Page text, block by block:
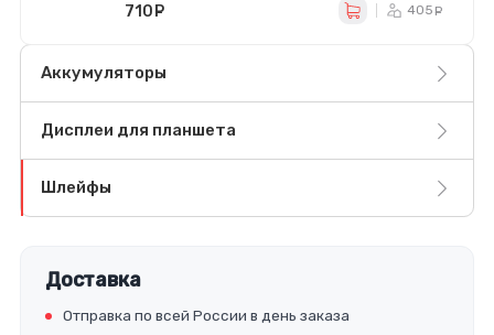
710 405
Аккумуляторы
Дисплеи для планшета
Шлейфы
Доставка
Отправка по всей России в день заказа